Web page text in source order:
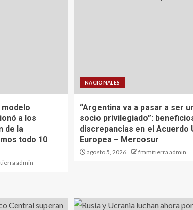
a los
de la
todo 10
admin
NACIONALES
“Argentina va a pasar a ser
socio privilegiado”:
discrepancias en el Acuerdo
Europea – Mercosur
agosto 5, 2026 fmmitierra admin